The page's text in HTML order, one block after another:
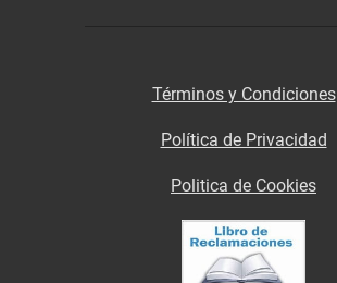
Términos y Condiciones
Política de Privacidad
Politica de Cookies